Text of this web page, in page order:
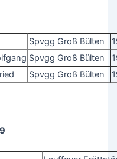
Spvgg Groß Bülten
Spvgg Groß Bülten
Spvgg Groß Bülten